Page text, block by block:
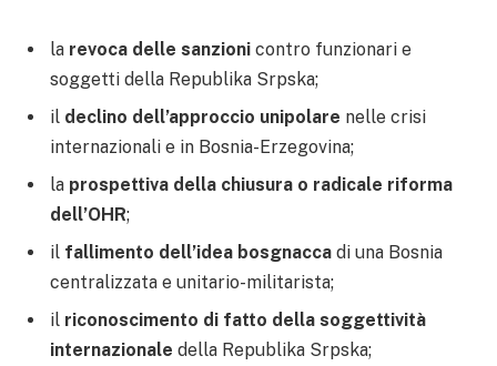
la revoca delle sanzioni contro funzionari e
soggetti della Republika Srpska;
il declino dell’approccio unipolare nelle crisi
internazionali e in Bosnia-Erzegovina;
la prospettiva della chiusura o radicale riforma
dell’OHR;
il fallimento dell’idea bosgnacca di una Bosnia
centralizzata e unitario-militarista;
il riconoscimento di fatto della soggettività
internazionale della Republika Srpska;